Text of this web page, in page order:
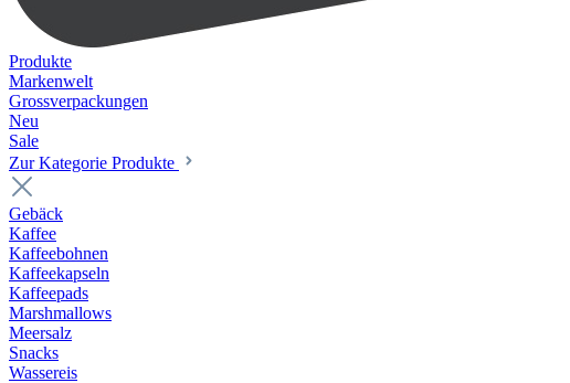
Produkte
Markenwelt
Grossverpackungen
Neu
Sale
Zur Kategorie Produkte
Gebäck
Kaffee
Kaffeebohnen
Kaffeekapseln
Kaffeepads
Marshmallows
Meersalz
Snacks
Wassereis